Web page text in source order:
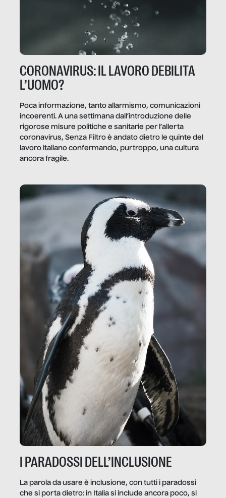
CORONAVIRUS: IL LAVORO DEBILITA
L’UOMO?
Poca informazione, tanto allarmismo, comunicazioni
incoerenti. A una settimana dall’introduzione delle
rigorose misure politiche e sanitarie per l’allerta
coronavirus, Senza Filtro è andato dietro le quinte del
lavoro italiano confermando, purtroppo, una cultura
ancora fragile.
I PARADOSSI DELL’INCLUSIONE
La parola da usare è inclusione, con tutti i paradossi
che si porta dietro: in Italia si include ancora poco, si